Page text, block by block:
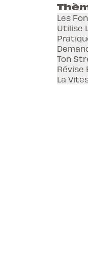
Les
Utilise
Ton
Révise
La